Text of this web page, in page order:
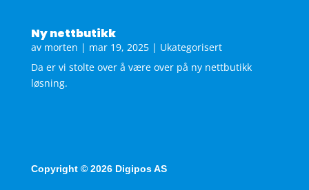
Ny nettbutikk
av morten | mar 19, 2025| Ukategorisert
Da er vi stolte over å være over på ny nettbutikk
løsning.
Copyright © 2026 Digipos AS